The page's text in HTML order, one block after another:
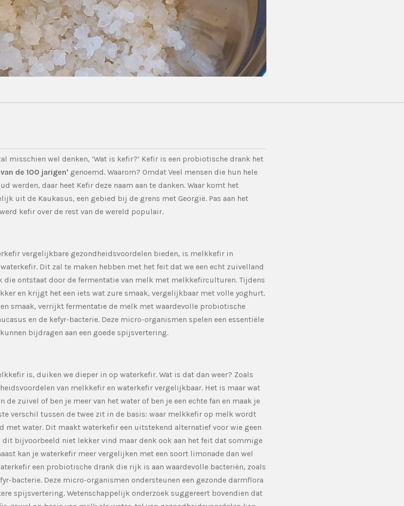
misschien wel denken, ‘Wat is kefir?’ Kefir is een probiotische drank het
de 100 jarigen' genoemd. Waarom? Omdat Veel mensen die hun hele
werden, daar heet Kefir deze naam aan te danken. Waar komt het
uit de Kaukasus, een gebied bij de grens met Georgië. Pas aan het
kefir over de rest van de wereld populair.
vergelijkbare gezondheidsvoordelen bieden, is melkkefir in
Dit zal te maken hebben met het feit dat we een echt zuivelland
die ontstaat door de fermentatie van melk met melkkefirculturen. Tijdens
en krijgt het een iets wat zure smaak, vergelijkbaar met volle yoghurt.
smaak, verrijkt fermentatie de melk met waardevolle probiotische
en de kefyr-bacterie. Deze micro-organismen spelen een essentiële
bijdragen aan een goede spijsvertering.
is, duiken we dieper in op waterkefir. Wat is dat dan weer? Zoals
van melkkefir en waterkefir vergelijkbaar. Het is maar wat
de zuivel of ben je meer van het water of ben je een echte fan en maak je
verschil tussen de twee zit in de basis: waar melkkefir op melk wordt
met water. Dit maakt waterkefir een uitstekend alternatief voor wie geen
bijvoorbeeld niet lekker vind maar denk ook aan het feit dat sommige
kan je waterkefir meer vergelijken met een soort limonade dan wel
een probiotische drank die rijk is aan waardevolle bacteriën, zoals
bacterie. Deze micro-organismen ondersteunen een gezonde darmflora
spijsvertering. Wetenschappelijk onderzoek suggereert bovendien dat